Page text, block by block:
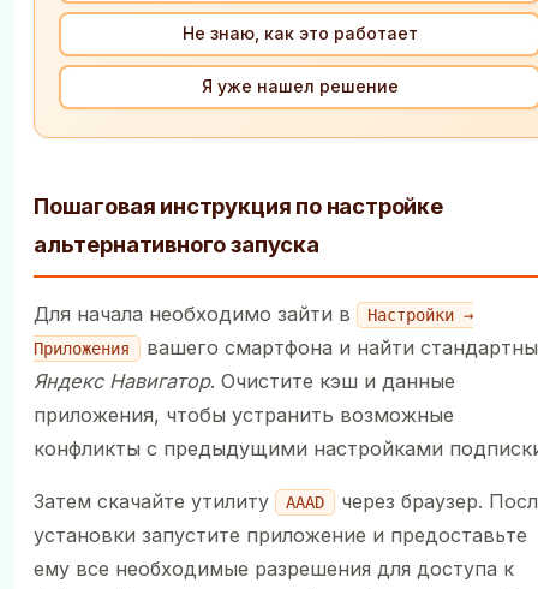
Не знаю, как это работает
Я уже нашел решение
Пошаговая инструкция по настройке
альтернативного запуска
Для начала необходимо зайти в
Настройки →
Приложения
вашего смартфона и найти
Яндекс Навигатор. Очистите кэш и данные
приложения, чтобы устранить возможные
конфликты с предыдущими настройками
Затем скачайте утилиту AAAD
через браузер.
установки запустите приложение и предоставьте
ему все необходимые разрешения для доступа к